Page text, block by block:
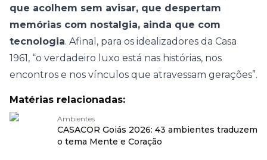
que acolhem sem avisar, que despertam
memórias com nostalgia, ainda que com
tecnologia. Afinal, para os idealizadores da Casa
1961, “o verdadeiro luxo está nas histórias, nos
encontros e nos vínculos que atravessam gerações”.
Matérias relacionadas:
Ambientes
CASACOR Goiás 2026: 43 ambientes traduzem
o tema Mente e Coração